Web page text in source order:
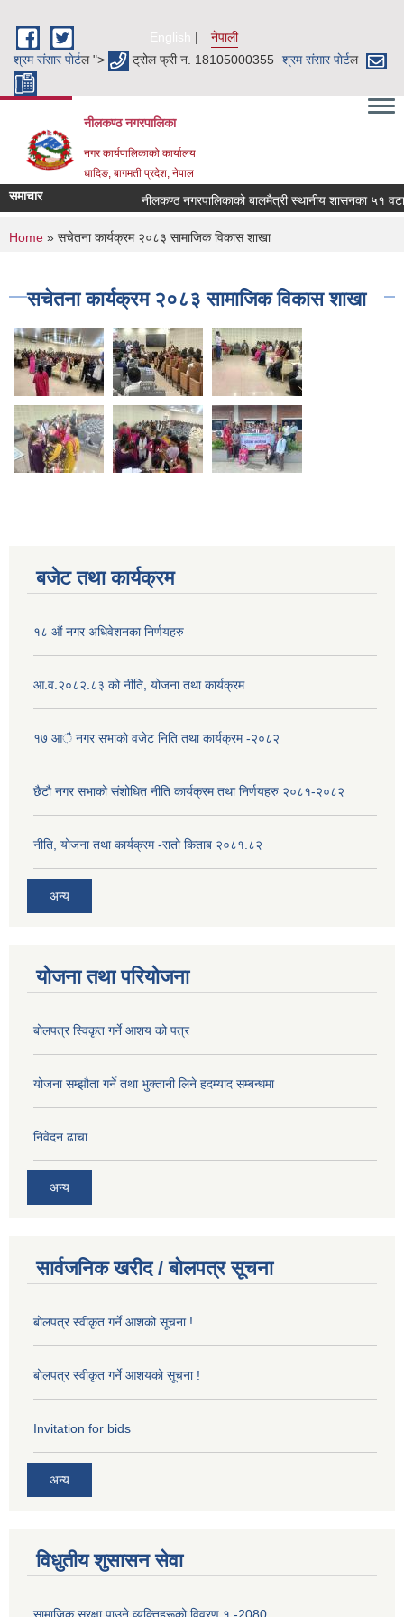
English
नेपाली
श्रम संसार पाेर्टल "> ट्रोल फ्री न. 18105000355 श्रम संसार पाेर्टल
नीलकण्ठ नगरपालिका
नगर कार्यपालिकाको कार्यालय
धादिङ, बागमती प्रदेश, नेपाल
समाचार नीलकण्ठ नगरपालिकाको बालमैत्री स्थानीय शासनका ५१
You are here
Home » सचेतना कार्यक्रम २०८३ सामाजिक विकास शाखा
सचेतना कार्यक्रम २०८३ सामाजिक विकास शाखा
बजेट तथा कार्यक्रम
१८ औं नगर अधिवेशनका निर्णयहरु
आ.व.२०८२.८३ को नीति, योजना तथा कार्यक्रम
१७ आै नगर सभाकाे वजेट निति तथा कार्यक्रम -२०८२
छैटौ नगर सभाको संशोधित नीति कार्यक्रम तथा निर्णयहरु २०८१-२०८२
नीति, योजना तथा कार्यक्रम -रातो किताब २०८१.८२
अन्य
योजना तथा परियोजना
बोलपत्र स्विकृत गर्ने आशय को पत्र
योजना सम्झौता गर्ने तथा भुक्तानी लिने हदम्याद सम्बन्धमा
निवेदन ढाचा
अन्य
सार्वजनिक खरीद / बोलपत्र सूचना
बोलपत्र स्वीकृत गर्ने आशको सूचना !
बोलपत्र स्वीकृत गर्ने आशयको सूचना !
Invitation for bids
अन्य
विधुतीय शुसासन सेवा
सामाजिक सुरक्षा पाउने व्यक्तिहरूको विवरण १ -2080